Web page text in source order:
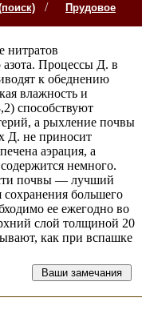
/
Прудовое
нитратов
азота. Процессы Д. в
к обеднению
влажность и
способствуют
а рыхление почвы
Д. не приносит
аэрация, а
немного.
почвы — лучший
большего
ее ежегодно во
слой толщиной 20
как при вспашке